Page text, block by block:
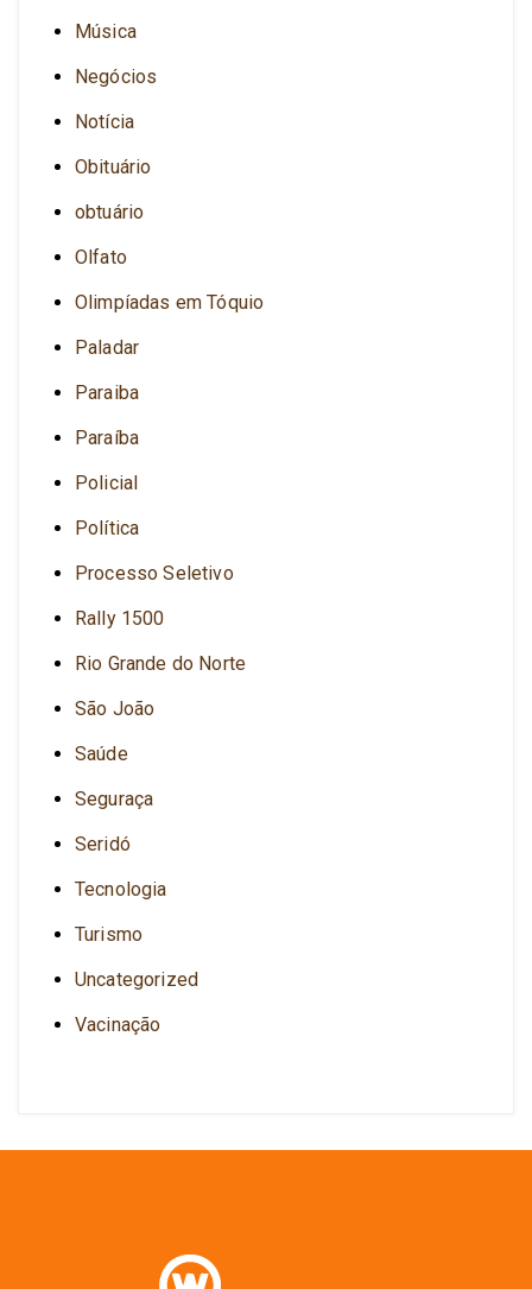
Música
Negócios
Notícia
Obituário
obtuário
Olfato
Olimpíadas em Tóquio
Paladar
Paraiba
Paraíba
Policial
Política
Processo Seletivo
Rally 1500
Rio Grande do Norte
São João
Saúde
Seguraça
Seridó
Tecnologia
Turismo
Uncategorized
Vacinação